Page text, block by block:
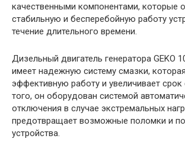
качественными компонентами, которые
стабильную и бесперебойную работу
течение длительного времени.
Дизельный двигатель генератора GEKO
имеет надежную систему смазки, которая
эффективную работу и увеличивает
того, он оборудован системой
отключения в случае экстремальных
предотвращает возможные поломки и
устройства.